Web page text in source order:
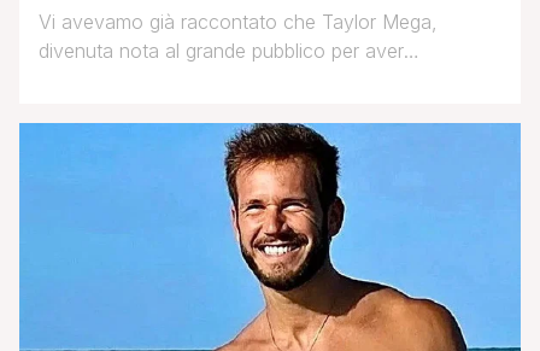
Vi avevamo già raccontato che Taylor Mega,
divenuta nota al grande pubblico per aver
Aveva accennato che questi problemi riguardavano
la difficoltà di rimanere incinta e che erano iniziati
dopo una cura per la fertilità. L'influencer in un lungo